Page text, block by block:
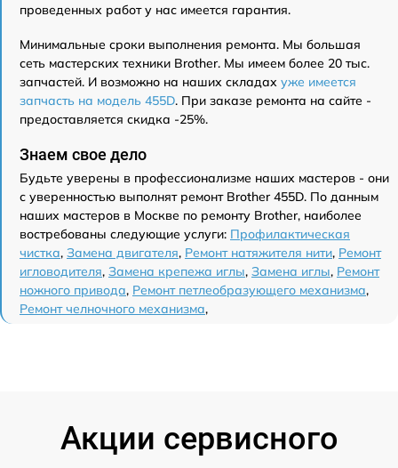
проведенных работ у нас имеется гарантия.
Минимальные сроки выполнения ремонта. Мы большая
сеть мастерских техники Brother. Мы имеем более 20 тыс.
запчастей. И возможно на наших складах уже имеется
запчасть на модель 455D. При заказе ремонта на сайте -
предоставляется скидка -25%.
Знаем свое дело
Будьте уверены в профессионализме наших мастеров - они
с уверенностью выполнят ремонт Brother 455D. По данным
наших мастеров в Москве по ремонту Brother, наиболее
востребованы следующие услуги: Профилактическая
чистка, Замена двигателя, Ремонт натяжителя нити, Ремонт
игловодителя, Замена крепежа иглы, Замена иглы, Ремонт
ножного привода, Ремонт петлеобразующего механизма,
Ремонт челночного механизма,
Акции сервисного